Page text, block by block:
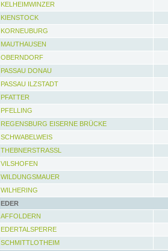
KELHEIMWINZER
KIENSTOCK
KORNEUBURG
MAUTHAUSEN
OBERNDORF
PASSAU DONAU
PASSAU ILZSTADT
PFATTER
PFELLING
REGENSBURG EISERNE BRÜCKE
SCHWABELWEIS
THEBNERSTRASSL
VILSHOFEN
WILDUNGSMAUER
WILHERING
EDER
AFFOLDERN
EDERTALSPERRE
SCHMITTLOTHEIM